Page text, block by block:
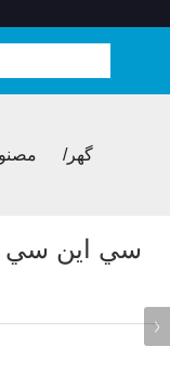
گھر
سي اين سي